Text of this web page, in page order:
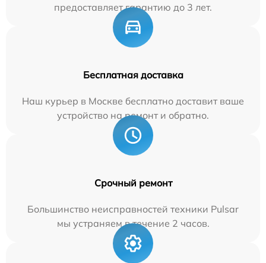
предоставляет гарантию до 3 лет.
Бесплатная доставка
Наш курьер в Москве бесплатно доставит ваше
устройство на ремонт и обратно.
Срочный ремонт
Большинство неисправностей техники Pulsar
мы устраняем в течение 2 часов.